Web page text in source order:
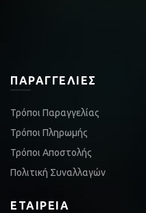
ΠΑΡΑΓΓΕΛΊΕΣ
Τρόποι Παραγγελίας
Τρόποι Πληρωμής
Τρόποι Αποστολής
Πολιτική Συναλλαγών
ΕΤΑΙΡΕΊΑ